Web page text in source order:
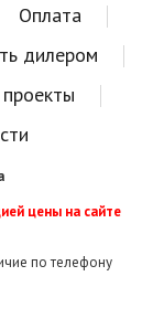
Оплата
дилером
цены на сайте
по телефону